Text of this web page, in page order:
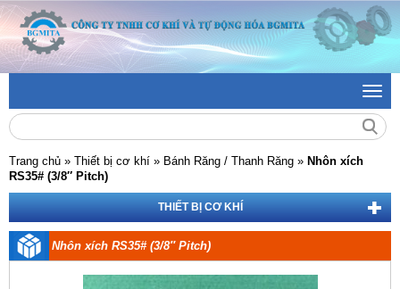
Trang chủ » Thiết bị cơ khí » Bánh Răng / Thanh Răng » Nhôn xích
RS35# (3/8″ Pitch)
THIẾT BỊ CƠ KHÍ
Nhôn xích RS35# (3/8″ Pitch)